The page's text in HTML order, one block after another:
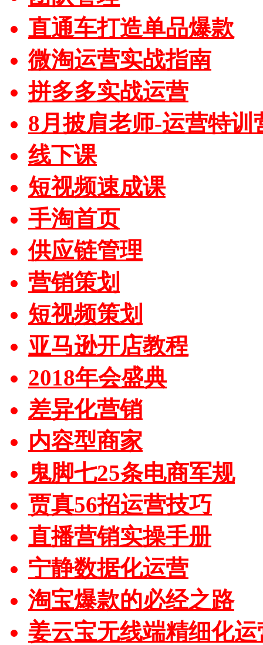
直通车打造单品爆款
微淘运营实战指南
拼多多实战运营
8月披肩老师-运营特训
线下课
短视频速成课
手淘首页
供应链管理
营销策划
短视频策划
亚马逊开店教程
2018年会盛典
差异化营销
内容型商家
鬼脚七25条电商军规
贾真56招运营技巧
直播营销实操手册
宁静数据化运营
淘宝爆款的必经之路
姜云宝无线端精细化运